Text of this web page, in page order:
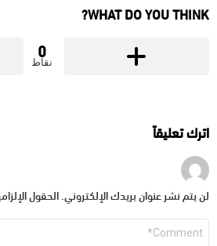
WHAT DO YOU THINK?
0
نقاط
اترك تعليقاً
لن يتم نشر عنوان بريدك الإلكتروني. الحقول
التعليق